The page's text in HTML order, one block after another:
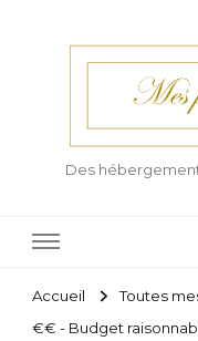
Des
Accueil Toutes
€€ - Budget